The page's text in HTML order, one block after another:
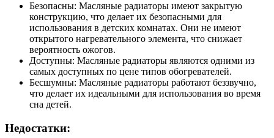
Безопасны: Масляные радиаторы имеют закрытую
конструкцию, что делает их безопасными для
использования в детских комнатах. Они не имеют
открытого нагревательного элемента, что снижает
вероятность ожогов.
Доступны: Масляные радиаторы являются одними из
самых доступных по цене типов обогревателей.
Бесшумны: Масляные радиаторы работают беззвучно,
что делает их идеальными для использования во время
сна детей.
Недостатки: